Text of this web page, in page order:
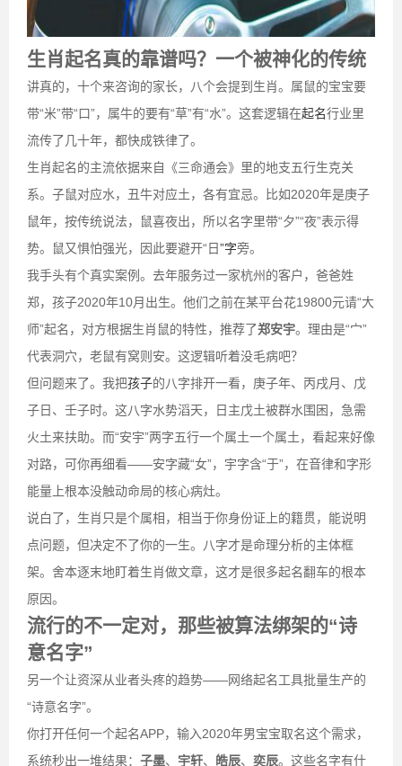
生肖起名真的靠谱吗？一个被神化的传统
讲真的，十个来咨询的家长，八个会提到生肖。属鼠的宝宝要
带“米”带“口”，属牛的要有“草”有“水”。这套逻辑在起名行业里
流传了几十年，都快成铁律了。
生肖起名的主流依据来自《三命通会》里的地支五行生克关
系。子鼠对应水，丑牛对应土，各有宜忌。比如2020年是庚子
鼠年，按传统说法，鼠喜夜出，所以名字里带“夕”“夜”表示得
势。鼠又惧怕强光，因此要避开“日”字旁。
我手头有个真实案例。去年服务过一家杭州的客户，爸爸姓
郑，孩子2020年10月出生。他们之前在某平台花19800元请“大
师”起名，对方根据生肖鼠的特性，推荐了郑安宇。理由是“宀”
代表洞穴，老鼠有窝则安。这逻辑听着没毛病吧？
但问题来了。我把孩子的八字排开一看，庚子年、丙戌月、戊
子日、壬子时。这八字水势滔天，日主戊土被群水围困，急需
火土来扶助。而“安宇”两字五行一个属土一个属土，看起来好像
对路，可你再细看——安字藏“女”，宇字含“于”，在音律和字形
能量上根本没触动命局的核心病灶。
说白了，生肖只是个属相，相当于你身份证上的籍贯，能说明
点问题，但决定不了你的一生。八字才是命理分析的主体框
架。舍本逐末地盯着生肖做文章，这才是很多起名翻车的根本
原因。
流行的不一定对，那些被算法绑架的“诗
意名字”
另一个让资深从业者头疼的趋势——网络起名工具批量生产的
“诗意名字”。
你打开任何一个起名APP，输入2020年男宝宝取名这个需求，
系统秒出一堆结果： 子墨、 宇轩、 皓辰、 奕辰。这些名字有什